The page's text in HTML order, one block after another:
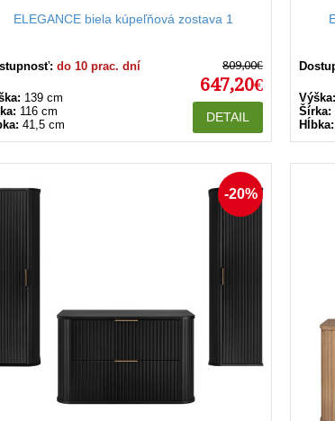
ELEGANCE biela kúpeľňová zostava 1
do 10 prac. dní
139 cm
116 cm
41,5 cm
809,00€
647,20€
DETAIL
Výška:
Šírka:
Hĺbka:
-20%